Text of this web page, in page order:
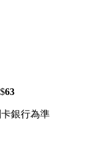
63
銀行為準